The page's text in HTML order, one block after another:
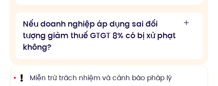
Nếu doanh nghiệp áp dụng sai đối
tượng giảm thuế GTGT 8% có bị xử phạt
không?
Miễn trừ trách nhiệm và cảnh báo pháp lý